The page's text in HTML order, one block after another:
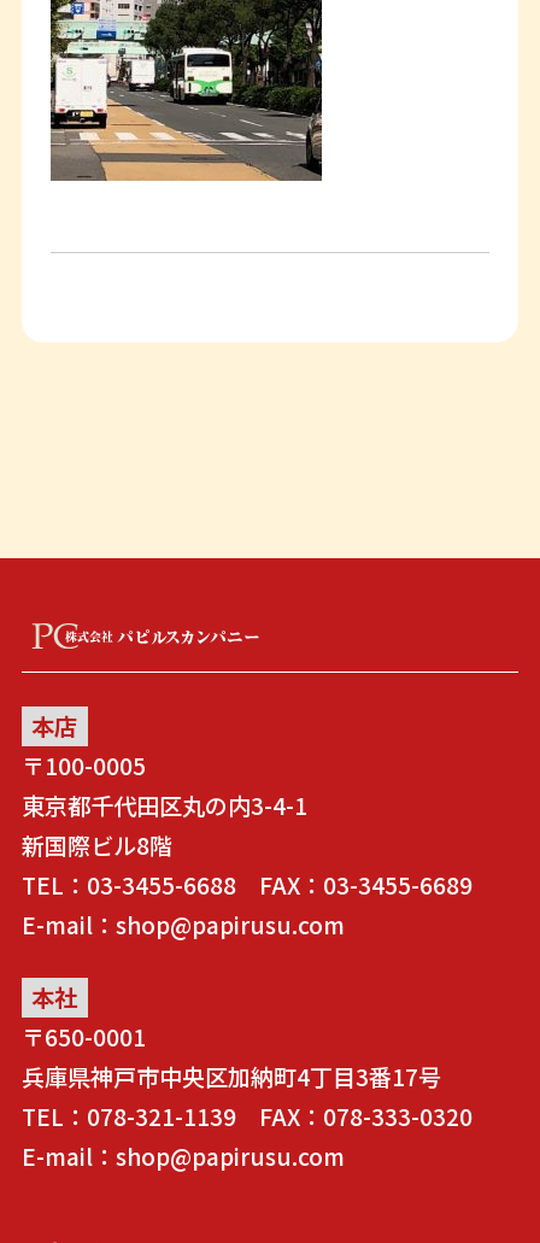
本店
〒100-0005
東京都千代田区丸の内3-4-1
新国際ビル8階
TEL：03-3455-6688 FAX：03-3455-6689
E-mail：shop@papirusu.com
本社
〒650-0001
兵庫県神戸市中央区加納町4丁目3番17号
TEL：078-321-1139 FAX：078-333-0320
E-mail：shop@papirusu.com